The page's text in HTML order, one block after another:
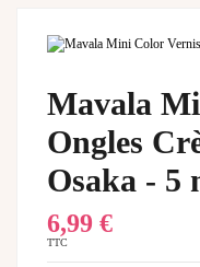
Mavala
Ongles
Osaka - 5
6,99 €
TTC